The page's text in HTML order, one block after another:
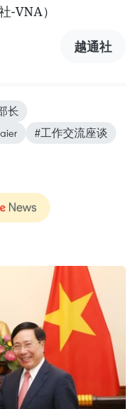
-VNA）
越通社
长
#工作交流座谈